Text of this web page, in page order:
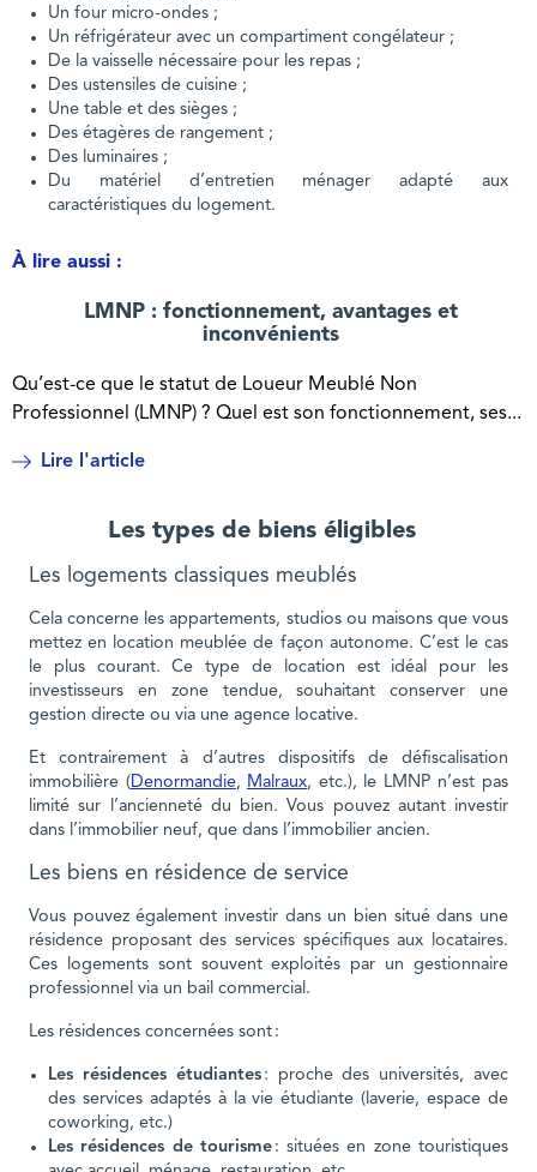
Un four micro-ondes ;
Un réfrigérateur avec un compartiment congélateur ;
De la vaisselle nécessaire pour les repas ;
Des ustensiles de cuisine ;
Une table et des sièges ;
Des étagères de rangement ;
Des luminaires ;
Du matériel d’entretien ménager adapté aux
caractéristiques du logement.
À lire aussi :
LMNP : fonctionnement, avantages et
inconvénients
Qu’est-ce que le statut de Loueur Meublé Non
Professionnel (LMNP) ? Quel est son fonctionnement, ses...
Lire l'article
Les types de biens éligibles
Les logements classiques meublés
Cela concerne les appartements, studios ou maisons que vous
mettez en location meublée de façon autonome. C’est le cas
le plus courant. Ce type de location est idéal pour les
investisseurs en zone tendue, souhaitant conserver une
gestion directe ou via une agence locative.
Et contrairement à d’autres dispositifs de défiscalisation
immobilière ( Denormandie, Malraux, etc.), le LMNP n’est pas
limité sur l’ancienneté du bien. Vous pouvez autant investir
dans l’immobilier neuf, que dans l’immobilier ancien.
Les biens en résidence de service
Vous pouvez également investir dans un bien situé dans une
résidence proposant des services spécifiques aux locataires.
Ces logements sont souvent exploités par un gestionnaire
professionnel via un bail commercial.
Les résidences concernées sont :
Les résidences étudiantes: proche des universités, avec
des services adaptés à la vie étudiante (laverie, espace de
coworking, etc.)
Les résidences de tourisme: situées en zone touristiques